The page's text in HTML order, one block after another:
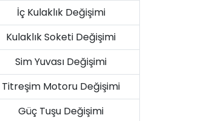
İç Kulaklık Değişimi
Kulaklık Soketi Değişimi
Sim Yuvası Değişimi
Titreşim Motoru Değişimi
Güç Tuşu Değişimi